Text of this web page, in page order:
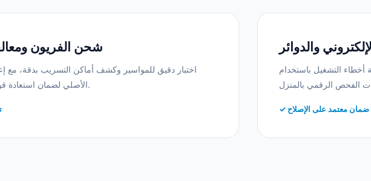
شحن الفريون
اختبار دقيق للمواسير وكشف أماكن التسريب بدقة، مع
الأصلي لضمان استعادة قوة التجميد القصوى.
والدوائر
أخطاء التشغيل باستخدام
✓ ضمان معتمد على الإصلاح